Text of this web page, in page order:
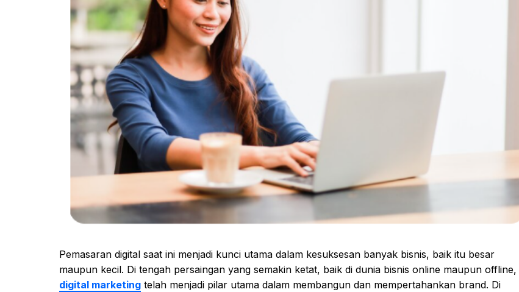
Pemasaran digital saat ini menjadi kunci utama dalam kesuksesan banyak bisnis, baik itu besar
maupun kecil. Di tengah persaingan yang semakin ketat, baik di dunia bisnis online maupun offline,
digital marketing telah menjadi pilar utama dalam membangun dan mempertahankan brand. Di